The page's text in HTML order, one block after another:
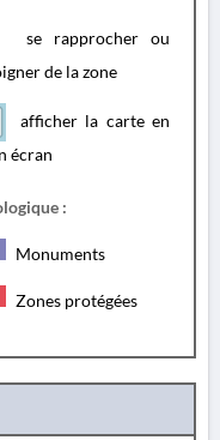
se rapprocher ou
de la zone
afficher la carte en
écran
:
Monuments
Zones protégées